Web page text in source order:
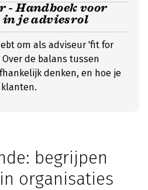
- Handboek voor
je adviesrol
om als adviseur 'fit for
de balans tussen
denken, en hoe je
begrijpen
organisaties